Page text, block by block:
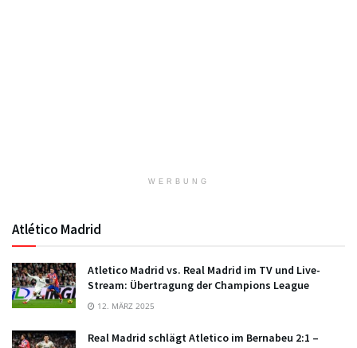
WERBUNG
Atlético Madrid
Atletico Madrid vs. Real Madrid im TV und Live-
Stream: Übertragung der Champions League
12. MÄRZ 2025
Real Madrid schlägt Atletico im Bernabeu 2:1 –